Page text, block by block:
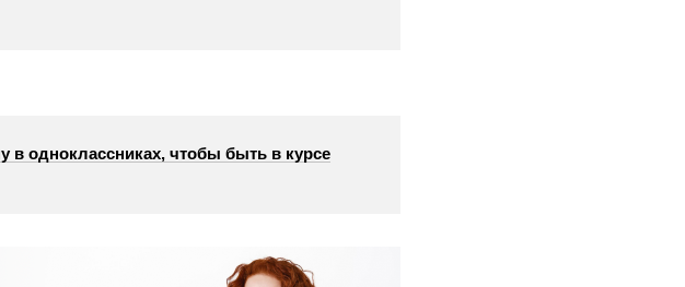
в одноклассниках, чтобы быть в курсе